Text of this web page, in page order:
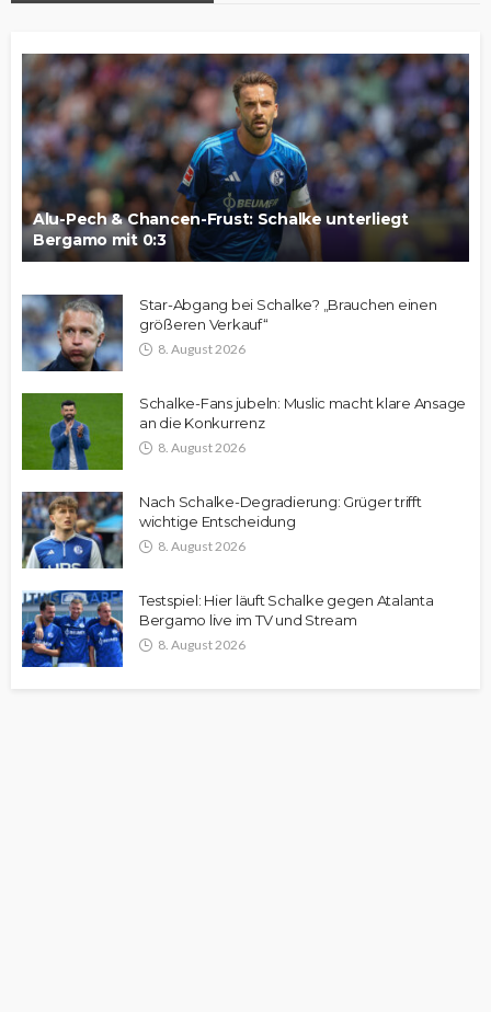
Alu-Pech & Chancen-Frust: Schalke unterliegt
Bergamo mit 0:3
Star-Abgang bei Schalke? „Brauchen einen
größeren Verkauf“
8. August 2026
Schalke-Fans jubeln: Muslic macht klare Ansage
an die Konkurrenz
8. August 2026
Nach Schalke-Degradierung: Grüger trifft
wichtige Entscheidung
8. August 2026
Testspiel: Hier läuft Schalke gegen Atalanta
Bergamo live im TV und Stream
8. August 2026